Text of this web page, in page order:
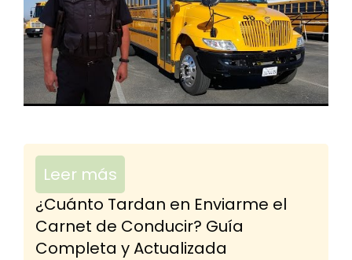
Leer más
¿Cuánto Tardan en Enviarme el
Carnet de Conducir? Guía
Completa y Actualizada